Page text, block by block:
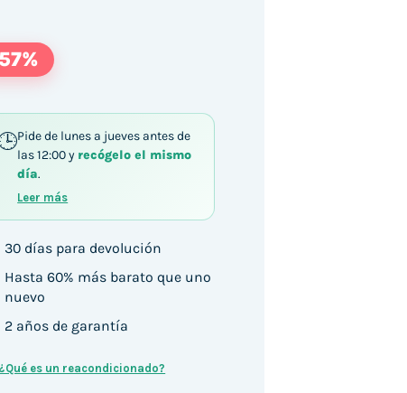
Pide de lunes a jueves antes de
las 12:00 y recógelo el mismo
día.
Leer más
30 días para devolución
Hasta 60% más barato que uno
nuevo
2 años de garantía
¿Qué es un reacondicionado?